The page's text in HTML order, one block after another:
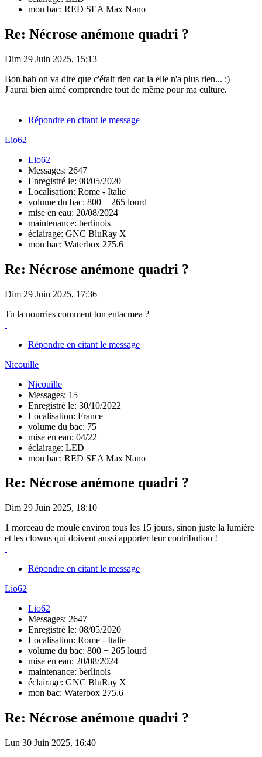
mon bac: RED SEA Max Nano
Re: Nécrose anémone quadri ?
Dim 29 Juin 2025, 15:13
Bon bah on va dire que c'était rien car la elle n'a plus rien... :)
J'aurai bien aimé comprendre tout de même pour ma culture.
Répondre en citant le message
Lio62
Lio62
Messages: 2647
Enregistré le: 08/05/2020
Localisation: Rome - Italie
volume du bac: 800 + 265 lourd
mise en eau: 20/08/2024
maintenance: berlinois
éclairage: GNC BluRay X
mon bac: Waterbox 275.6
Re: Nécrose anémone quadri ?
Dim 29 Juin 2025, 17:36
Tu la nourries comment ton entacmea ?
Répondre en citant le message
Nicouille
Nicouille
Messages: 15
Enregistré le: 30/10/2022
Localisation: France
volume du bac: 75
mise en eau: 04/22
éclairage: LED
mon bac: RED SEA Max Nano
Re: Nécrose anémone quadri ?
Dim 29 Juin 2025, 18:10
1 morceau de moule environ tous les 15 jours, sinon juste la lumière
et les clowns qui doivent aussi apporter leur contribution !
Répondre en citant le message
Lio62
Lio62
Messages: 2647
Enregistré le: 08/05/2020
Localisation: Rome - Italie
volume du bac: 800 + 265 lourd
mise en eau: 20/08/2024
maintenance: berlinois
éclairage: GNC BluRay X
mon bac: Waterbox 275.6
Re: Nécrose anémone quadri ?
Lun 30 Juin 2025, 16:40